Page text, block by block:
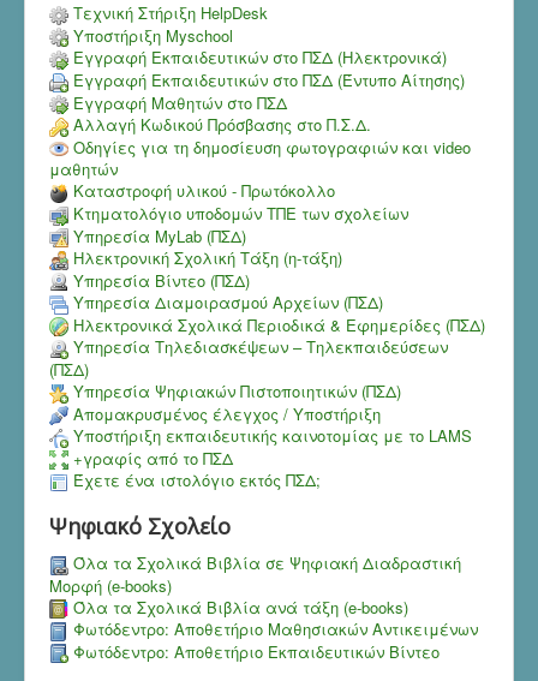
Τεχνική Στήριξη HelpDesk
Υποστήριξη Myschool
Εγγραφή Εκπαιδευτικών στο ΠΣΔ (Ηλεκτρονικά)
Εγγραφή Εκπαιδευτικών στο ΠΣΔ (Έντυπο Αίτησης)
Εγγραφή Μαθητών στο ΠΣΔ
Αλλαγή Κωδικού Πρόσβασης στο Π.Σ.Δ.
Οδηγίες για τη δημοσίευση φωτογραφιών και video
μαθητών
Καταστροφή υλικού - Πρωτόκολλο
Κτηματολόγιο υποδομών ΤΠΕ των σχολείων
Υπηρεσία MyLab (ΠΣΔ)
Ηλεκτρονική Σχολική Τάξη (η-τάξη)
Υπηρεσία Bίντεο (ΠΣΔ)
Υπηρεσία Διαμοιρασμού Αρχείων (ΠΣΔ)
Ηλεκτρονικά Σχολικά Περιοδικά & Εφημερίδες (ΠΣΔ)
Υπηρεσία Τηλεδιασκέψεων – Τηλεκπαιδεύσεων
(ΠΣΔ)
Υπηρεσία Ψηφιακών Πιστοποιητικών (ΠΣΔ)
Aπομακρυσμένος έλεγχος / Υποστήριξη
Υποστήριξη εκπαιδευτικής καινοτομίας με το LAMS
+γραφίς από το ΠΣΔ
Έχετε ένα ιστολόγιο εκτός ΠΣΔ;
Ψηφιακό Σχολείο
Όλα τα Σχολικά Βιβλία σε Ψηφιακή Διαδραστική
Μορφή (e-books)
Όλα τα Σχολικά Βιβλία ανά τάξη (e-books)
Φωτόδεντρο: Αποθετήριο Μαθησιακών Αντικειμένων
Φωτόδεντρο: Αποθετήριο Εκπαιδευτικών Βίντεο